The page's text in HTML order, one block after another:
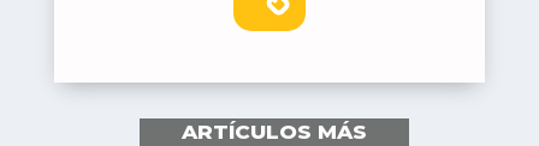
ARTÍCULOS MÁS